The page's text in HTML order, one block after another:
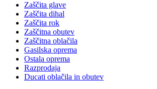
Zaščita glave
Zaščita dihal
Zaščita rok
Zaščitna obutev
Zaščitna oblačila
Gasilska oprema
Ostala oprema
Razprodaja
Ducati oblačila in obutev